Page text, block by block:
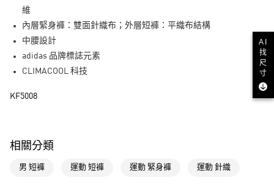
全家取貨付款
每筆NT$80，滿NT$1,500(含以上)免運費
每筆NT$80，滿NT$1,500(含以上)免運費
每筆NT$80，滿NT$1,500(含以上)免運費
維
內層緊身褲：雙面針織布；外層短褲：平織布結構
中腰設計
adidas 品牌標誌元素
CLIMACOOL 科技
KF5008
相關分類
男 短褲 運動 短褲 運動 緊身褲 運動 針織
AI
找
尺
寸